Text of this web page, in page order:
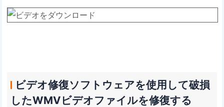
ビデオ修復ソフトウェアを使用して破損
したWMVビデオファイルを修復する